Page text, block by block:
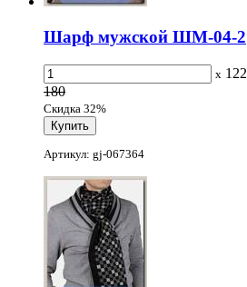
Шарф мужской ШМ-04-2
x 122
180
Скидка 32%
Артикул: gj-067364